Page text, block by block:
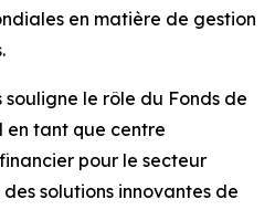
en matière de gestion
le rôle du Fonds de
tant que centre
pour le secteur
solutions innovantes de